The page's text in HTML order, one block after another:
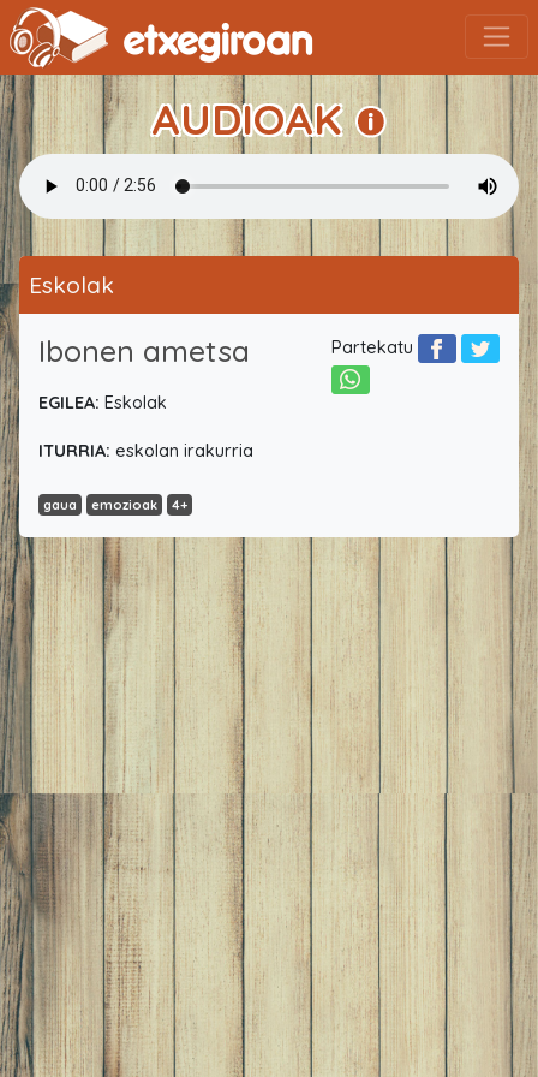
AUDIOAK
Eskolak
Partekatu
Ibonen ametsa
EGILEA: Eskolak
ITURRIA: eskolan irakurria
gaua emozioak 4+